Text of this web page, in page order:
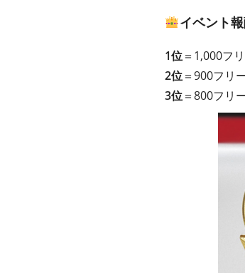
イベント
1位＝1,000フ
2位＝900フリ
3位＝800フリ